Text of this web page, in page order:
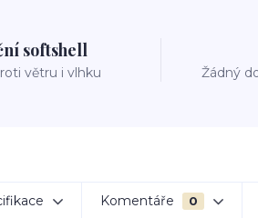
softshell
větru i vlhku Žádný
Komentáře 0